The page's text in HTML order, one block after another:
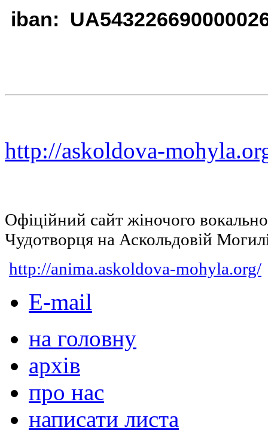
iban:
http://askoldova-
Офіційний сайт жіночого
Чудотворця на Аскольдовій
http://anima.askoldova-mohyla.org/
E-mail
на головну
архів
про нас
написати листа